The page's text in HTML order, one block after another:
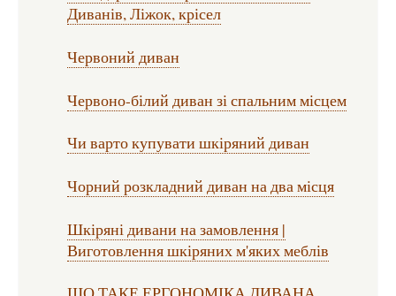
Диванів, Ліжок, крісел
Червоний диван
Червоно-білий диван зі спальним місцем
Чи варто купувати шкіряний диван
Чорний розкладний диван на два місця
Шкіряні дивани на замовлення |
Виготовлення шкіряних м'яких меблів